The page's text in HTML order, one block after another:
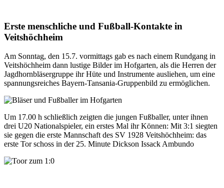
Erste menschliche und Fußball-Kontakte in
Veitshöchheim
Am Sonntag, den 15.7. vormittags gab es nach einem Rundgang in
Veitshöchheim dann lustige Bilder im Hofgarten, als die Herren der
Jagdhornbläsergruppe ihr Hüte und Instrumente ausliehen, um eine
spannungsreiches Bayern-Tansania-Gruppenbild zu ermöglichen.
Um 17.00 h schließlich zeigten die jungen Fußballer, unter ihnen
drei U20 Nationalspieler, ein erstes Mal ihr Können: Mit 3:1 siegten
sie gegen die erste Mannschaft des SV 1928 Veitshöchheim: das
erste Tor schoss in der 25. Minute Dickson Issack Ambundo